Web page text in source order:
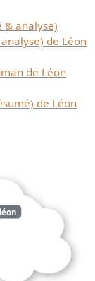
& analyse)
analyse) de Léon
de Léon
de Léon
léon